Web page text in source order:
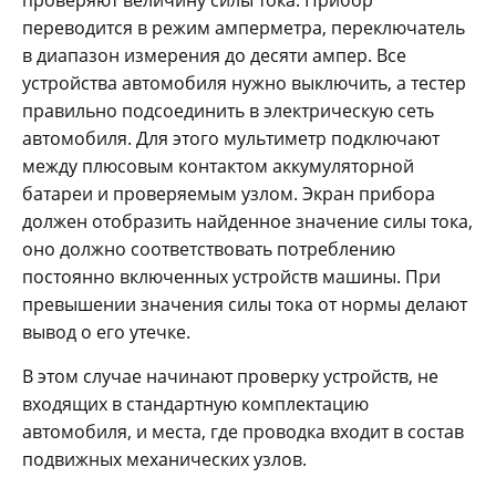
переводится в режим амперметра, переключатель
в диапазон измерения до десяти ампер. Все
устройства автомобиля нужно выключить, а тестер
правильно подсоединить в электрическую сеть
автомобиля. Для этого мультиметр подключают
между плюсовым контактом аккумуляторной
батареи и проверяемым узлом. Экран прибора
должен отобразить найденное значение силы тока,
оно должно соответствовать потреблению
постоянно включенных устройств машины. При
превышении значения силы тока от нормы делают
вывод о его утечке.
В этом случае начинают проверку устройств, не
входящих в стандартную комплектацию
автомобиля, и места, где проводка входит в состав
подвижных механических узлов.